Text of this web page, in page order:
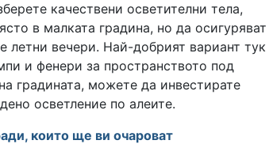
качествени осветителни тела,
в малката градина, но да осигуряват
летни вечери. Най-добрият вариант тук
и фенери за пространството под
градината, можете да инвестирате
осветление по алеите.
които ще ви очароват